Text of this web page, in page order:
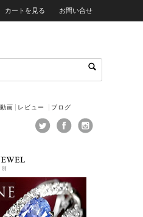
カートを見る お問い合せ
動画 レビュー ブログ